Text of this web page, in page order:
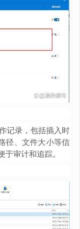
记录，包括插入时
径、文件大小等信
审计和追踪。